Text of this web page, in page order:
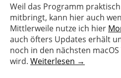
Weil das Programm
mitbringt, kann hier auch
Mittlerweile nutze ich hier
auch öfters Updates erhält
noch in den nächsten
wird. Weiterlesen →